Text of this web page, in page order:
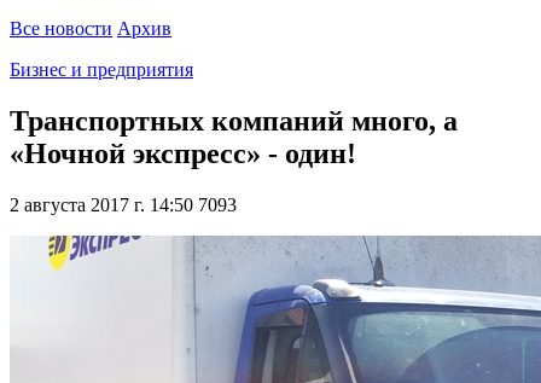
Все новости Архив
Бизнес и предприятия
Транспортных компаний много, а
«Ночной экспресс» - один!
2 августа 2017 г. 14:50 7093